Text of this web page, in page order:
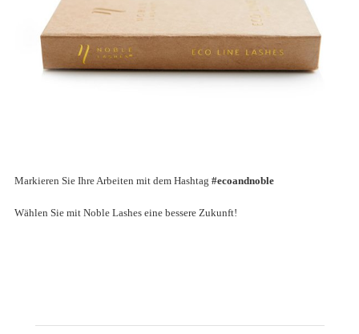
Markieren Sie Ihre Arbeiten mit dem Hashtag #ecoandnoble
Wählen Sie mit Noble Lashes eine bessere Zukunft!